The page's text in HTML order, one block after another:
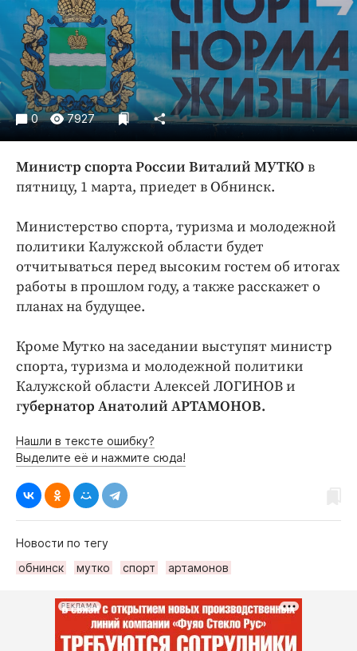
Образование
Общество
Погода
Праздники
Происшествия
Спорт
ПРОЕКТЫ
Издания
Медиаперсона
Интересное чтиво
Клиника года
Работодатель года
0 7927
Министр спорта России Виталий МУТКО в
пятницу, 1 марта, приедет в Обнинск.
Министерство спорта, туризма и молодежной
политики Калужской области будет
отчитываться перед высоким гостем об итогах
работы в прошлом году, а также расскажет о
планах на будущее.
Кроме Мутко на заседании выступят министр
спорта, туризма и молодежной политики
Калужской области Алексей ЛОГИНОВ и
губернатор Анатолий АРТАМОНОВ.
Нашли в тексте ошибку?
Выделите её и нажмите сюда!
Новости по тегу
обнинск
мутко спорт артамонов
РЕКЛАМА